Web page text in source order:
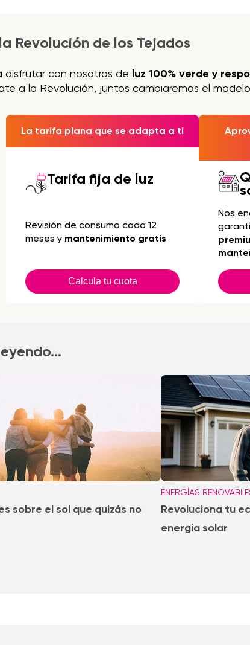
Revolución de los Tejados
disfrutar con nosotros de luz 100% verde y
a la Revolución, juntos cambiaremos el
La tarifa plana que se adapta a ti
Tarifa fija de luz
Revisión de consumo cada 12
meses y mantenimiento gratis
Calcula tu cuota
Nos
sobre el sol que quizás no
ENERGÍAS
Revoluciona tu
energía solar